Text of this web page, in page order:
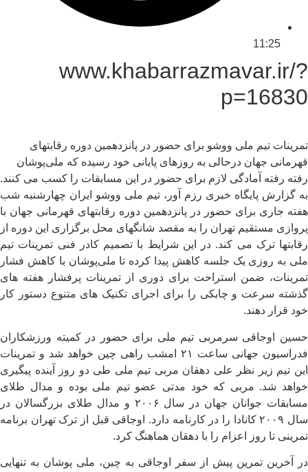
11:25
www.khabarrazmavar.ir/?
p=16830
تمرینات تیم ملی ووشو برای حضور در پانزدهمین دوره رقابتهای
قهرمانی جهان درحالی به روزهای پایانی خود رسیده که ملی‌پوشان
رفته رفته آمادگی لازم برای حضور در این مسابقات را کسب می کنند.
به گزارش پایگاه خبری رزم آور، تیم ملی ووشو ایران چهارشنبه شب
هفته جاری برای حضور در پانزدهمین دوره رقابتهای قهرمانی جهان با
پروازی مستقیم تهران را به مقصد شانگهای محل برگزاری این دوره از
رقابتها ترک می کند. در این شرایط با تصمیم کادر فنی تمرینات تیم
ملی به روزی یک جلسه کاهش پیدا کرده تا ملی‌پوشان با کاهش فشار
تمرینات، ضمن استراحت برای دوری از تمرینات پرفشار هفته های
گذشته سرعت و چابکی را برای اجرای تکنیک های متنوع دستور کار
خود قرار دهند.
حسین اوجاقی سرمربی تیم ملی برای حضور در کمیته ورزشکاران
فدراسیون جهانی ساعت ۲۱ امشب راهی چین خواهد شد و تمرینات
این تیم زیر نظر علی دهقان مربی تیم ملی طی دو روز آینده پیگیری
خواهد شد. مربی که خود مدتی عضو تیم ملی بوده و مدال طلای
مسابقات جوانان جهان در سال ۲۰۰۶ و مدال طلای بزرگسالان در
سال ۲۰۰۹ کانادا را در کارنامه دارد. اوجاقی قبل از ترک تهران برنامه
تمرینی تا روز اعزام را با دهقان هماهنگ کرد.
در آخرین تمرین پیش از سفر اوجاقی به چین، ملی پوشان به تنهایی